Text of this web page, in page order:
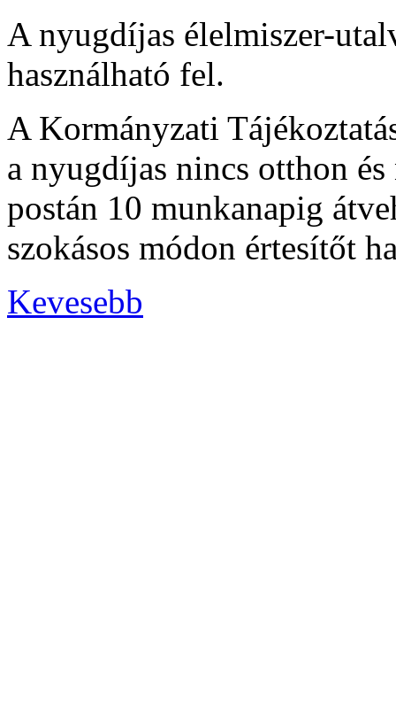
A nyugdíjas élelmiszer-
használható fel.
A Kormányzati
a nyugdíjas nincs otthon
postán 10 munkanapig
szokásos módon értesítőt
Kevesebb